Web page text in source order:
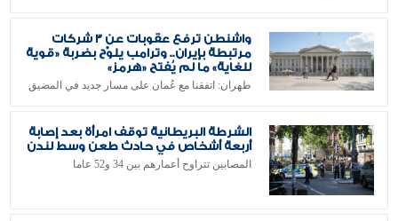
واشنطن ترفع عقوبات عن 3 شركات
مرتبطة بإيران.. وترامب يلوّح بضربة «قوية
للغاية» ما لم يُفتح «هرمز»
طهران: اتفقنا مع عُمان على مسار جديد في المضيق
الشرطة البريطانية توقف امرأة بعد إصابة
أربعة أشخاص في حادث طعن وسط لندن
المصابين تتراوح أعمارهم بين 34 و52 عاما